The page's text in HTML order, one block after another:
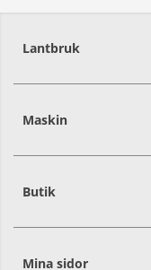
Lantbruk
39239
Maskin
27430
Butik
Mina sidor